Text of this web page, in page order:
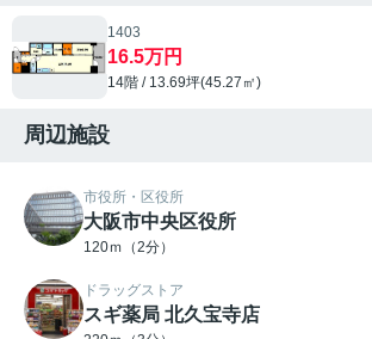
1403
16.5万円
14階 / 13.69坪(45.27㎡)
周辺施設
市役所・区役所
大阪市中央区役所
120ｍ（2分）
ドラッグストア
スギ薬局 北久宝寺店